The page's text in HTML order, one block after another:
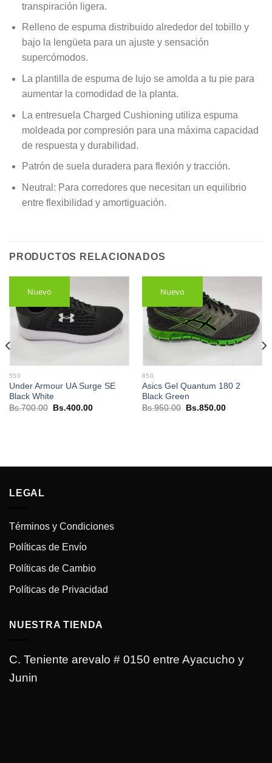
transpiración ligera.
Relleno de espuma distribuido alrededor del tobillo y
bajo la lengüeta para un ajuste y sensación
supercómodos.
La plantilla de espuma de lujo se amolda a tu pie para
aumentar la comodidad de la planta.
La entresuela Charged Cushioning utiliza espuma
moldeada por compresión para una máxima capacidad
de respuesta y durabilidad.
Patrón de suela duradera para flexión y tracción.
Neutral: Para corredores que necesitan un equilibrio
entre flexibilidad y amortiguación.
PRODUCTOS RELACIONADOS
Nuevo
550
Under Armour UA Surge SE
Black White
Bs.700.00
El
Bs.400.00El
Nuevo
850
Asics Gel Quantum 180 2
Black Green
Bs.950.00
El
Bs.850.00El
LEGAL
Términos y Condiciones
Políticas de Envío
Políticas de Cambio
Políticas de Privacidad
NUESTRA TIENDA
C. Teniente arevalo # 0150 entre Ayacucho y
Junin